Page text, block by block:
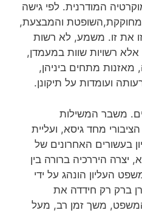
המודרנית. לפי גישה
והמבצעת,
זו את זו. משמע, לא רשות
רשויות שוות במעמדן,
מתחים ביניהן,
ועומדות על תיקונן.
משבר המשילות
מחד גיסא, ועליית
בעשורים האחרונים של
היררכיה ברורה בין
העליון הונהג על ידי
ברק רק חידדה את
משך זמן רב, מעל